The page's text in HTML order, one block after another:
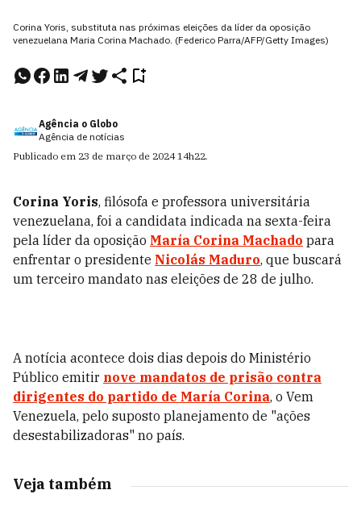
Corina Yoris, substituta nas próximas eleições da líder da oposição
venezuelana Maria Corina Machado. (Federico Parra/AFP/Getty Images)
Agência o Globo
Agência de notícias
Publicado em 23 de março de 2024 14h22.
Corina Yoris, filósofa e professora universitária
venezuelana, foi a candidata indicada na sexta-feira
pela líder da oposição María Corina Machado para
enfrentar o presidente Nicolás Maduro, que buscará
um terceiro mandato nas eleições de 28 de julho.
A notícia acontece dois dias depois do Ministério
Público emitir nove mandatos de prisão contra
dirigentes do partido de María Corina, o Vem
Venezuela, pelo suposto planejamento de "ações
desestabilizadoras" no país.
Veja também